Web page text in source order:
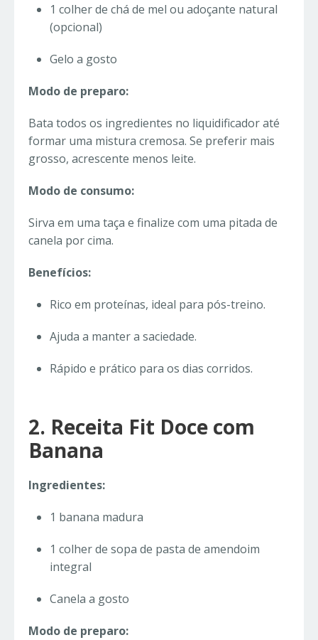
1 colher de chá de mel ou adoçante natural
(opcional)
Gelo a gosto
Modo de preparo:
Bata todos os ingredientes no liquidificador até
formar uma mistura cremosa. Se preferir mais
grosso, acrescente menos leite.
Modo de consumo:
Sirva em uma taça e finalize com uma pitada de
canela por cima.
Benefícios:
Rico em proteínas, ideal para pós-treino.
Ajuda a manter a saciedade.
Rápido e prático para os dias corridos.
2. Receita Fit Doce com
Banana
Ingredientes:
1 banana madura
1 colher de sopa de pasta de amendoim
integral
Canela a gosto
Modo de preparo: